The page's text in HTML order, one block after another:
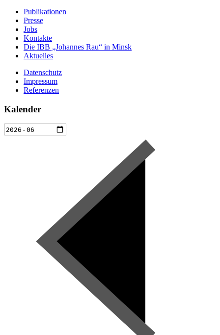
Publikationen
Presse
Jobs
Kontakte
Die IBB „Johannes Rau“ in Minsk
Aktuelles
Datenschutz
Impressum
Referenzen
Kalender